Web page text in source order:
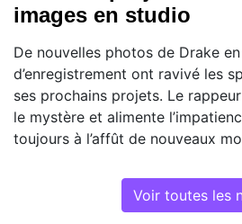
images en studio
De nouvelles photos de Drake
d’enregistrement ont ravivé les
ses prochains projets. Le
le mystère et alimente
toujours à l’affût de nouveaux
Voir toutes les